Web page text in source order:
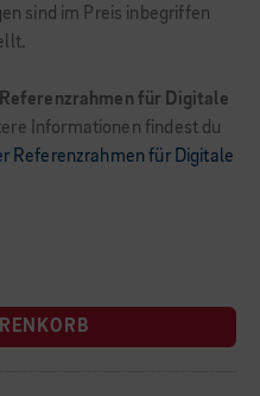
sind im Preis inbegriffen
für Digitale
Informationen findest du
Referenzrahmen für Digitale